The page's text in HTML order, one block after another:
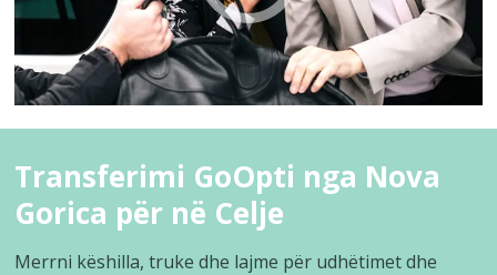
Transferimi GoOpti nga Nova
Gorica për në Celje
Merrni këshilla, truke dhe lajme për udhëtimet dhe